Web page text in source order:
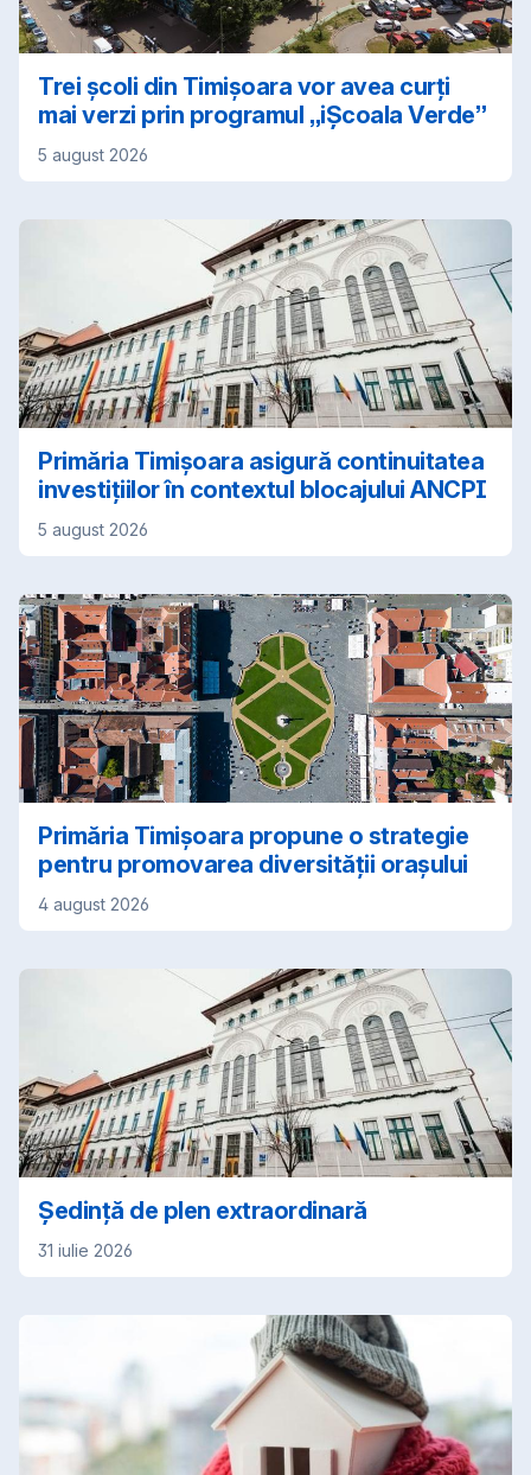
Trei școli din Timișoara vor avea curți
mai verzi prin programul „iȘcoala Verde”
5 august 2026
Primăria Timișoara asigură continuitatea
investițiilor în contextul blocajului ANCPI
5 august 2026
Primăria Timișoara propune o strategie
pentru promovarea diversității orașului
4 august 2026
Ședință de plen extraordinară
31 iulie 2026